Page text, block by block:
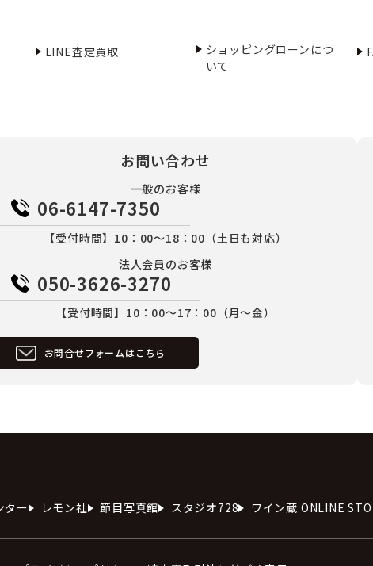
LINE査定買取
ショッピングローンにつ
いて
お問い合わせ
一般のお客様
06-6147-7350
【受付時間】10：00～18：00（土日も対応）
法人会員のお客様
050-3626-3270
【受付時間】10：00～17：00（月～金）
お問合せフォームはこちら
ター レモン社 節目写真館 スタジオ728 ワイン蔵 ONLINE